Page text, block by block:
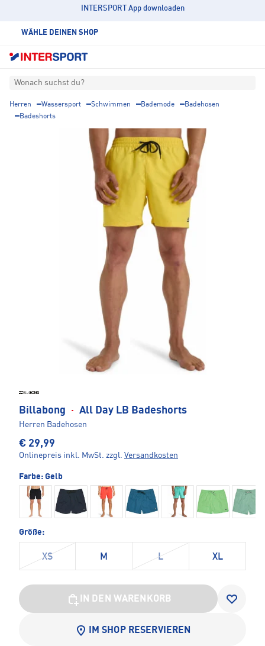
INTERSPORT App downloaden
WÄHLE DEINEN SHOP
Wonach suchst du?
Herren Wassersport Schwimmen Bademode
Badehosen
Badeshorts
Billabong · All Day LB Badeshorts
Herren Badehosen
€ 29,99
Onlinepreis inkl. MwSt. zzgl. Versandkosten
Farbe: Gelb
Größe:
XS M L XL
IN DEN WARENKORB
IM SHOP RESERVIEREN